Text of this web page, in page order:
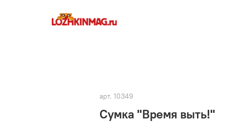
арт. 10349
Сумка "Время выть!"